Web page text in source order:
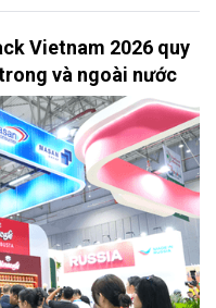
Vietnam 2026 quy
và ngoài nước